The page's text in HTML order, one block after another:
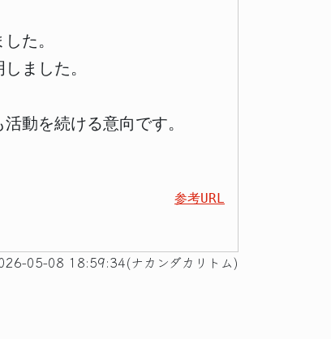
た。
ました。
動を続ける意向です。
参考URL
05-08 18:59:34(ナカンダカリトム)